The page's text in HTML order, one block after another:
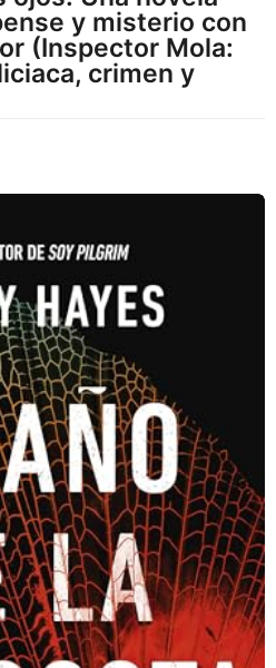
y misterio con
(Inspector Mola:
crimen y